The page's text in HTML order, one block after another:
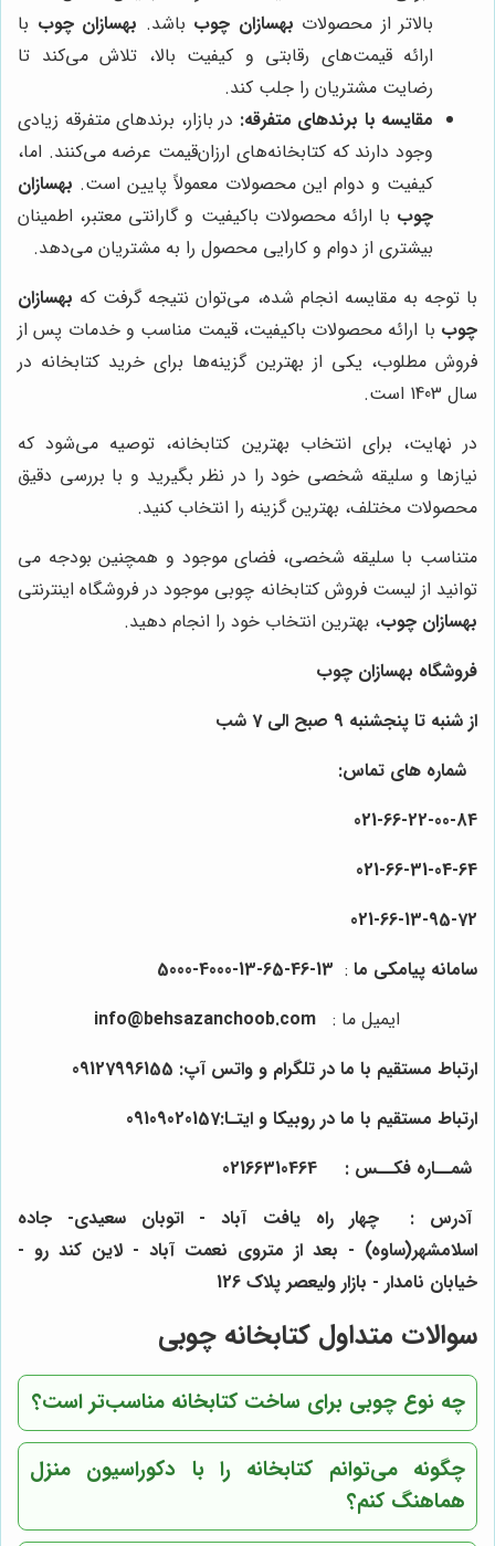
بالاتر از محصولات بهسازان چوب باشد. بهسازان چوب با
ارائه قیمت‌های رقابتی و کیفیت بالا، تلاش می‌کند تا
رضایت مشتریان را جلب کند.
مقایسه با برندهای متفرقه: در بازار، برندهای متفرقه زیادی
وجود دارند که کتابخانه‌های ارزان‌قیمت عرضه می‌کنند. اما،
کیفیت و دوام این محصولات معمولاً پایین است. بهسازان
چوب با ارائه محصولات باکیفیت و گارانتی معتبر، اطمینان
بیشتری از دوام و کارایی محصول را به مشتریان می‌دهد.
با توجه به مقایسه انجام شده، می‌توان نتیجه گرفت که بهسازان
چوب با ارائه محصولات باکیفیت، قیمت مناسب و خدمات پس از
فروش مطلوب، یکی از بهترین گزینه‌ها برای خرید کتابخانه در
سال 1403 است.
در نهایت، برای انتخاب بهترین کتابخانه، توصیه می‌شود که
نیازها و سلیقه شخصی خود را در نظر بگیرید و با بررسی دقیق
محصولات مختلف، بهترین گزینه را انتخاب کنید.
متناسب با سلیقه شخصی، فضای موجود و همچنین بودجه می
توانید از لیست فروش کتابخانه چوبی موجود در فروشگاه اینترنتی
بهسازان چوب، بهترین انتخاب خود را انجام دهید.
فروشگاه بهسازان چوب
از شنبه تا پنجشنبه 9 صبح الی 7 شب
شماره های تماس:
021-66-22-00-84
021-66-31-04-64
021-66-13-95-72
سامانه پیامکی ما :
13-46-65-13-4000-5000
ایمیل ما :
info@behsazanchoob.com
ارتباط مستقیم با ما در تلگرام و واتس آپ: 09127996155
ارتباط مستقیم با ما در روبیکا و ایتـا:09109020157
شمــاره فکــس :
02166310464
آدرس : چهار راه یافت آباد - اتوبان سعیدی- جاده
اسلامشهر(ساوه) - بعد از متروی نعمت آباد - لاین کند رو -
خیابان نامدار - بازار ولیعصر پلاک 126
سوالات متداول کتابخانه چوبی
چه نوع چوبی برای ساخت کتابخانه مناسب‌تر است؟
چگونه می‌توانم کتابخانه را با دکوراسیون منزل
هماهنگ کنم؟